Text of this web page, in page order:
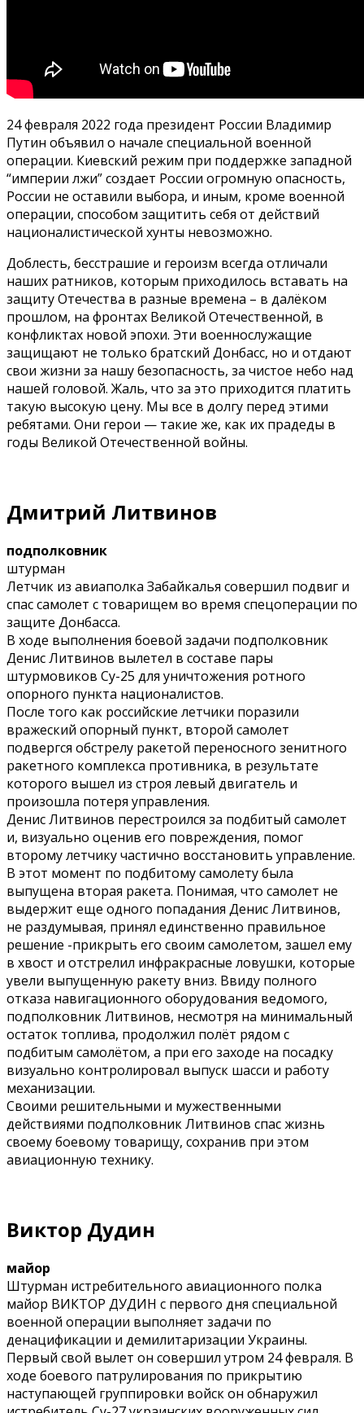
24 февраля 2022 года президент России Владимир
Путин объявил о начале специальной военной
операции. Киевский режим при поддержке западной
“империи лжи” создает России огромную опасность,
России не оставили выбора, и иным, кроме военной
операции, способом защитить себя от действий
националистической хунты невозможно.
Доблесть, бесстрашие и героизм всегда отличали
наших ратников, которым приходилось вставать на
защиту Отечества в разные времена – в далёком
прошлом, на фронтах Великой Отечественной, в
конфликтах новой эпохи. Эти военнослужащие
защищают не только братский Донбасс, но и отдают
свои жизни за нашу безопасность, за чистое небо над
нашей головой. Жаль, что за это приходится платить
такую высокую цену. Мы все в долгу перед этими
ребятами. Они герои — такие же, как их прадеды в
годы Великой Отечественной войны.
Дмитрий Литвинов
подполковник
штурман
Летчик из авиаполка Забайкалья совершил подвиг и
спас самолет с товарищем во время спецоперации по
защите Донбасса.
В ходе выполнения боевой задачи подполковник
Денис Литвинов вылетел в составе пары
штурмовиков Су-25 для уничтожения ротного
опорного пункта националистов.
После того как российские летчики поразили
вражеский опорный пункт, второй самолет
подвергся обстрелу ракетой переносного зенитного
ракетного комплекса противника, в результате
которого вышел из строя левый двигатель и
произошла потеря управления.
Денис Литвинов перестроился за подбитый самолет
и, визуально оценив его повреждения, помог
второму летчику частично восстановить управление.
В этот момент по подбитому самолету была
выпущена вторая ракета. Понимая, что самолет не
выдержит еще одного попадания Денис Литвинов,
не раздумывая, принял единственно правильное
решение -прикрыть его своим самолетом, зашел ему
в хвост и отстрелил инфракрасные ловушки, которые
увели выпущенную ракету вниз. Ввиду полного
отказа навигационного оборудования ведомого,
подполковник Литвинов, несмотря на минимальный
остаток топлива, продолжил полёт рядом с
подбитым самолётом, а при его заходе на посадку
визуально контролировал выпуск шасси и работу
механизации.
Своими решительными и мужественными
действиями подполковник Литвинов спас жизнь
своему боевому товарищу, сохранив при этом
авиационную технику.
Виктор Дудин
майор
Штурман истребительного авиационного полка
майор ВИКТОР ДУДИН с первого дня специальной
военной операции выполняет задачи по
денацификации и демилитаризации Украины.
Первый свой вылет он совершил утром 24 февраля. В
ходе боевого патрулирования по прикрытию
наступающей группировки войск он обнаружил